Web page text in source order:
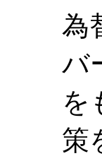
為
バ
を
策